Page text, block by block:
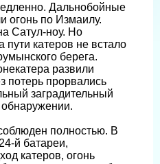
Дальнобойные
огонь по Измаилу.
Сатул-ноу. Но
пути катеров не встало
берега.
развили
потерь прорвались
заградительный
полностью. В
й батареи,
катеров, огонь